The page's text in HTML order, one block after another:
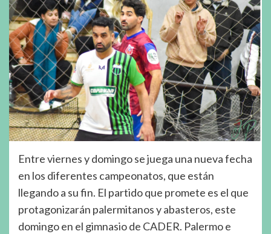
Entre viernes y domingo se juega una nueva fecha
en los diferentes campeonatos, que están
llegando a su fin. El partido que promete es el que
protagonizarán palermitanos y abasteros, este
domingo en el gimnasio de CADER. Palermo e